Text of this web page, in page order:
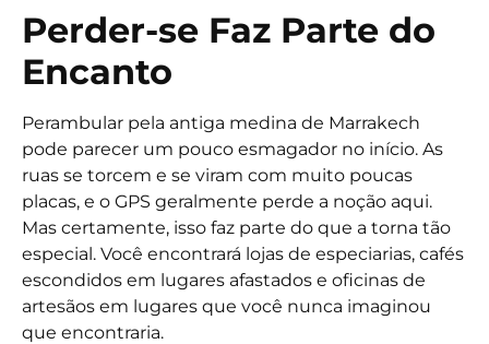
Perder-se Faz Parte do
Encanto
Perambular pela antiga medina de Marrakech
pode parecer um pouco esmagador no início. As
ruas se torcem e se viram com muito poucas
placas, e o GPS geralmente perde a noção aqui.
Mas certamente, isso faz parte do que a torna tão
especial. Você encontrará lojas de especiarias, cafés
escondidos em lugares afastados e oficinas de
artesãos em lugares que você nunca imaginou
que encontraria.